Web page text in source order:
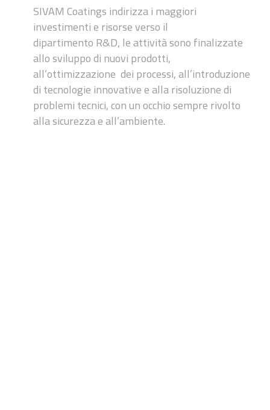
SIVAM Coatings indirizza i maggiori
investimenti e risorse verso il
dipartimento R&D, le attivitàsono finalizzate
allo sviluppo di nuoviprodotti,
all’ottimizzazione dei processi,all’introduzione
di tecnologieinnovative e alla risoluzione di
problemitecnici, con un occhio sempre rivolto
alla sicurezza e all’ambiente.